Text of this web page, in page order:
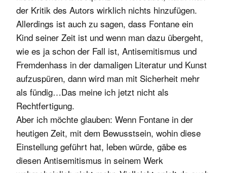
der Kritik des Autors wirklich nichts hinzufügen.
Allerdings ist auch zu sagen, dass Fontane ein
Kind seiner Zeit ist und wenn man dazu übergeht,
wie es ja schon der Fall ist, Antisemitismus und
Fremdenhass in der damaligen Literatur und Kunst
aufzuspüren, dann wird man mit Sicherheit mehr
als fündig…Das meine ich jetzt nicht als
Rechtfertigung.
Aber ich möchte glauben: Wenn Fontane in der
heutigen Zeit, mit dem Bewusstsein, wohin diese
Einstellung geführt hat, leben würde, gäbe es
diesen Antisemitismus in seinem Werk